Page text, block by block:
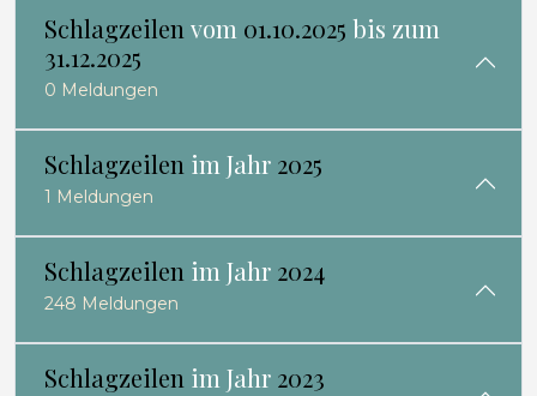
Schlagzeilen vom 01.10.2025 bis zum
31.12.2025
0 Meldungen
Schlagzeilen im Jahr 2025
1 Meldungen
Schlagzeilen im Jahr 2024
248 Meldungen
Schlagzeilen im Jahr 2023